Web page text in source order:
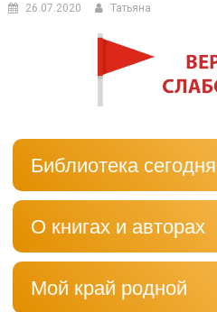
26.07.2020 Татьяна
Библиотека сегодня
О книгах и авторах
Мой край родной